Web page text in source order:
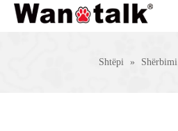
Shtëpi » Shërbimi